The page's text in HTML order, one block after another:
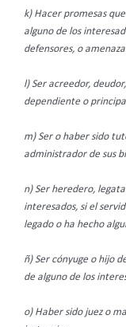
k) Hacer promesas
alguno de los
defensores, o
l) Ser acreedor,
dependiente o
m) Ser o haber sido
administrador de sus
n) Ser heredero,
interesados, si el
legado o ha hecho
ñ) Ser cónyuge o hijo
de alguno de los
o) Haber sido juez o